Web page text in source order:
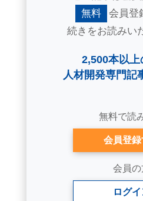
無料
会員登
続きをお読みい
2,500本以上
人材開発専門記
無料で読
会員登録
会員の
ログ